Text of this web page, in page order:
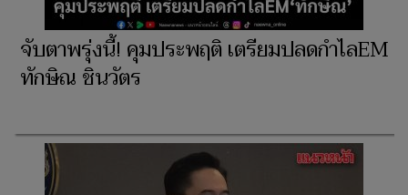
จับตาพรุ่งนี้! คุมประพฤติ เตรียมปลดกำไลEM
ทักษิณ ชินวัตร